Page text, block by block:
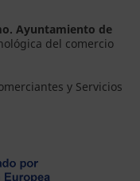
Ayuntamiento de
del comercio
y Servicios